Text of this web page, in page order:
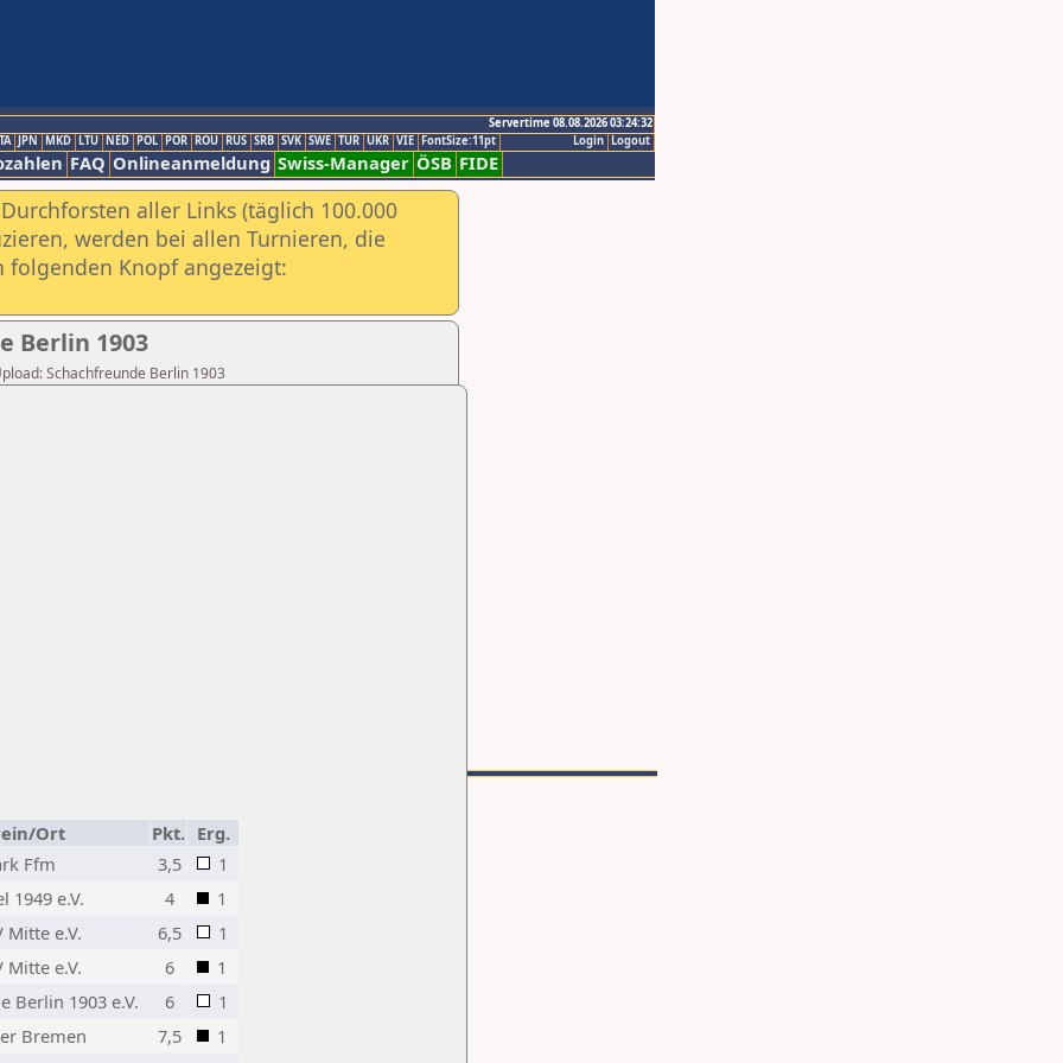
Servertime 08.08.2026 03:24:32
Logout
Login
JPN MKD LTU NED POL POR ROU RUS SRB SVK SWE TUR UKR VIE FontSize:11pt
FAQ Onlineanmeldung Swiss-Manager ÖSB FIDE
aller Links (täglich 100.000
werden bei allen Turnieren, die
folgenden Knopf angezeigt:
Berlin 1903
Schachfreunde Berlin 1903
Ort Pkt. Erg.
Ffm
3,5
1
1949 e.V.
4
1
Mitte e.V.
6,5
1
Mitte e.V.
6
1
Berlin 1903 e.V.
6
1
Bremen
7,5
1